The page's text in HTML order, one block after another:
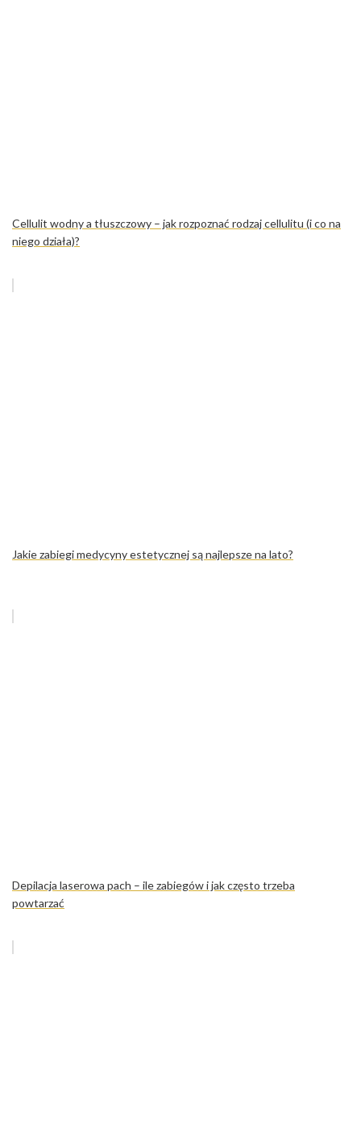
Cellulit wodny a tłuszczowy – jak rozpoznać rodzaj cellulitu (i co na
niego działa)?
Jakie zabiegi medycyny estetycznej są najlepsze na lato?
Depilacja laserowa pach – ile zabiegów i jak często trzeba
powtarzać